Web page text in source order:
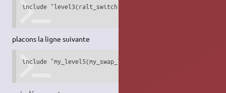
include "level3(ralt_switch)"
placons la ligne suivante
include "my_level5(my_swap_lalt_lwin)"